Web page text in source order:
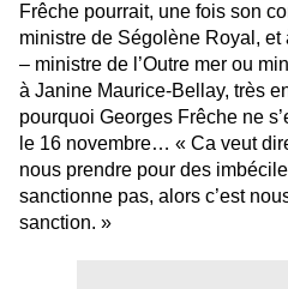
Frêche pourrait, une fois son
ministre de Ségolène Royal,
– ministre de l’Outre mer ou
à Janine Maurice-Bellay, très
pourquoi Georges Frêche ne
le 16 novembre… « Ca veut
nous prendre pour des
sanctionne pas, alors c’est
sanction. »